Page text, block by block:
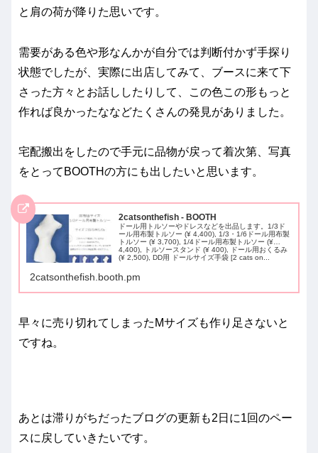
と肩の荷が降りた思いです。
需要がある色や形なんかが自分では判断付かず手探り
状態でしたが、実際に出店してみて、ブースに来て下
さった方々とお話ししたりして、この色この形もっと
作れば良かったななどたくさんの発見がありました。
宅配搬出をしたので手元に品物が戻って着次第、写真
をとってBOOTHの方にも出したいと思います。
2catsonthefish - BOOTH
ドール用トルソーやドレスなどを出品します。1/3ド
ール用布製トルソー (¥ 4,400), 1/3・1/6ドール用布製
トルソー (¥ 3,700), 1/4ドール用布製トルソー (¥
4,400), トルソースタンド (¥ 400), ドール用おくるみ
(¥ 2,500), DD用 ドールサイズ手袋 [2 cats on...
2catsonthefish.booth.pm
早々に売り切れてしまったMサイズも作り足さないと
ですね。
あとは滞りがちだったブログの更新も2日に1回のペー
スに戻していきたいです。